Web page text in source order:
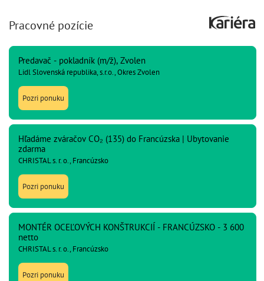
Pracovné pozície
Predavač - pokladník (m/ž), Zvolen
Lidl Slovenská republika, s.r.o., Okres Zvolen
Pozri ponuku
Hľadáme zváračov CO₂ (135) do Francúzska | Ubytovanie
zdarma
CHRISTAL s. r. o., Francúzsko
Pozri ponuku
MONTÉR OCEĽOVÝCH KONŠTRUKCIÍ - FRANCÚZSKO - 3 600
netto
CHRISTAL s. r. o., Francúzsko
Pozri ponuku